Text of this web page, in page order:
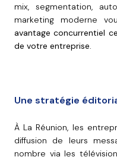
mix, segmentation,
marketing moderne
avantage concurrentiel
de votre entreprise.
Une stratégie
À La Réunion, les
diffusion de leurs
nombre via les